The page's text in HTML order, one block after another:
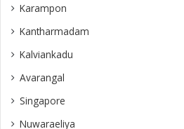
Karampon
Kantharmadam
Kalviankadu
Avarangal
Singapore
Nuwaraeliya